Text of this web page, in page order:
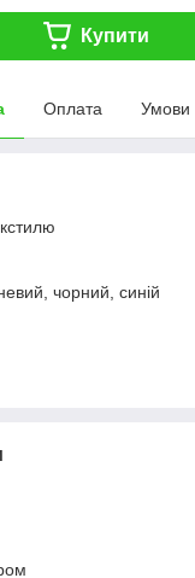
Купити
Оплата Умови
чорний, синій